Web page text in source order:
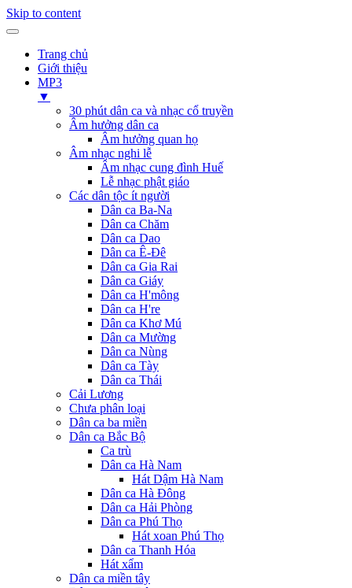
Skip to content
Trang chủ
Giới thiệu
MP3
▼
30 phút dân ca và nhạc cổ truyền
Âm hưởng dân ca
Âm hưởng quan họ
Âm nhạc nghi lễ
Âm nhạc cung đình Huế
Lễ nhạc phật giáo
Các dân tộc ít người
Dân ca Ba-Na
Dân ca Chăm
Dân ca Dao
Dân ca Ê-Đê
Dân ca Gia Rai
Dân ca Giáy
Dân ca H'mông
Dân ca H're
Dân ca Khơ Mú
Dân ca Mường
Dân ca Nùng
Dân ca Tày
Dân ca Thái
Cải Lương
Chưa phân loại
Dân ca ba miền
Dân ca Bắc Bộ
Ca trù
Dân ca Hà Nam
Hát Dậm Hà Nam
Dân ca Hà Đông
Dân ca Hải Phòng
Dân ca Phú Thọ
Hát xoan Phú Thọ
Dân ca Thanh Hóa
Hát xẩm
Dân ca miền tây